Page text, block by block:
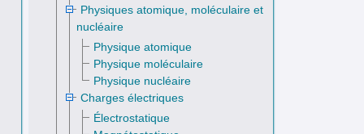
Physiques atomique, moléculaire et
nucléaire
Physique atomique
Physique moléculaire
Physique nucléaire
Charges électriques
Électrostatique